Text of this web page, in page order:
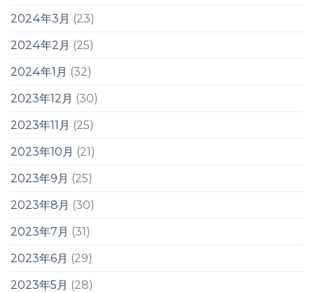
2024年3月 (23)
2024年2月 (25)
2024年1月 (32)
2023年12月 (30)
2023年11月 (25)
2023年10月 (21)
2023年9月 (25)
2023年8月 (30)
2023年7月 (31)
2023年6月 (29)
2023年5月 (28)